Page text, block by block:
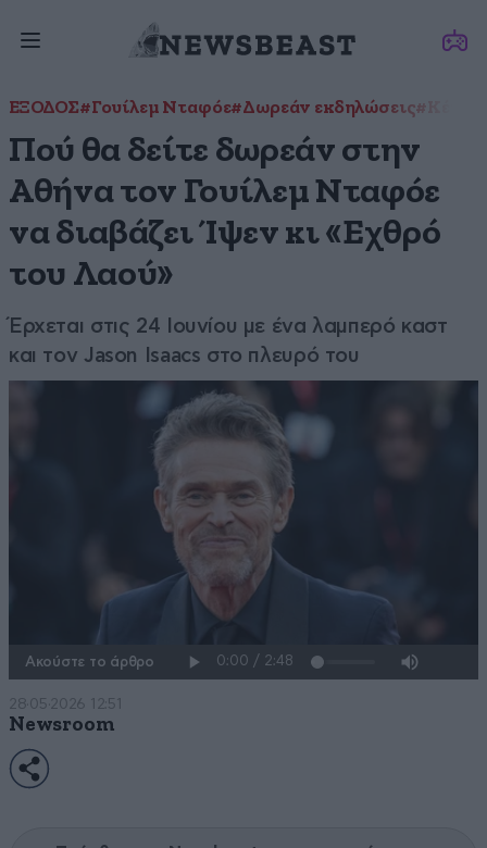
ΕΞΟΔΟΣ#Γουίλεμ Νταφόε#Δωρεάν εκδηλώσεις
Πού θα δείτε δωρεάν στην
Αθήνα τον Γουίλεμ Νταφόε
να διαβάζει Ίψεν κι «Εχθρό
του Λαού»
Έρχεται στις 24 Ιουνίου με ένα λαμπερό καστ
και τον Jason Isaacs στο πλευρό του
Ακούστε το άρθρο
28·05·2026 12:51
Newsroom